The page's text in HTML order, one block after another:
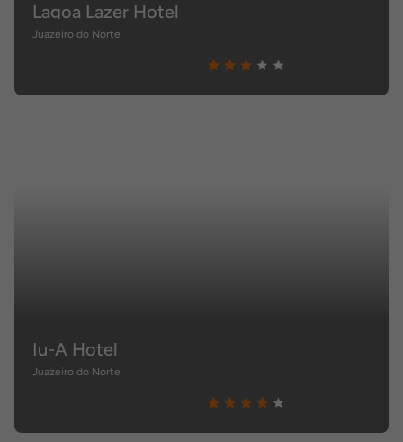
Lagoa Lazer Hotel
Juazeiro do Norte
Iu-A Hotel
Juazeiro do Norte